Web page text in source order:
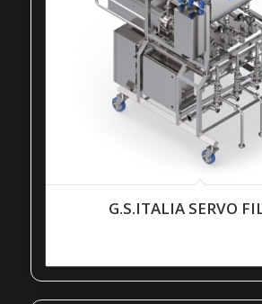
G.S.ITALIA SERVO